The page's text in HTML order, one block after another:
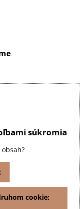
súkromia
cookie: